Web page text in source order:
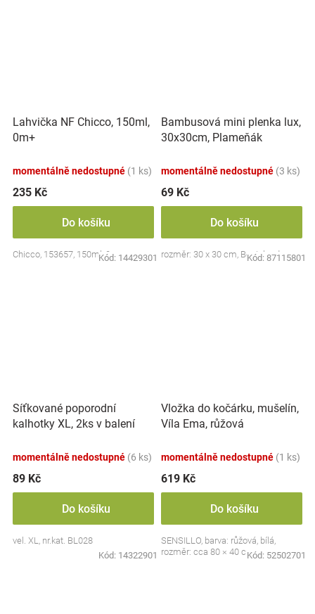
Lahvička NF Chicco, 150ml,
0m+
momentálně nedostupné (1 ks)
235 Kč
Do košíku
Chicco, 153657, 150ml, 0m+
Kód: 14429301
Bambusová mini plenka lux,
30x30cm, Plameňák
momentálně nedostupné (3 ks)
69 Kč
Do košíku
rozměr: 30 x 30 cm, Bocioland
Kód: 87115801
Síťkované poporodní
kalhotky XL, 2ks v balení
momentálně nedostupné (6 ks)
89 Kč
Do košíku
vel. XL, nr.kat. BL028
Kód: 14322901
Vložka do kočárku, mušelín,
Víla Ema, růžová
momentálně nedostupné (1 ks)
619 Kč
Do košíku
SENSILLO, barva: růžová, bílá,
rozměr: cca 80 × 40 cmKód: 52502701